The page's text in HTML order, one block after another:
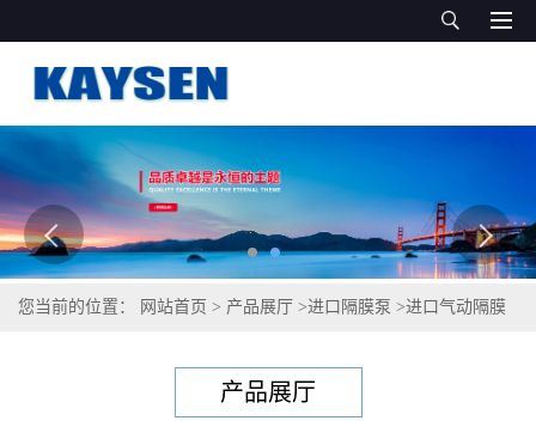
您当前的位置： 网站首页 > 产品展厅 >进口隔膜泵 >进口气动隔膜
产品展厅